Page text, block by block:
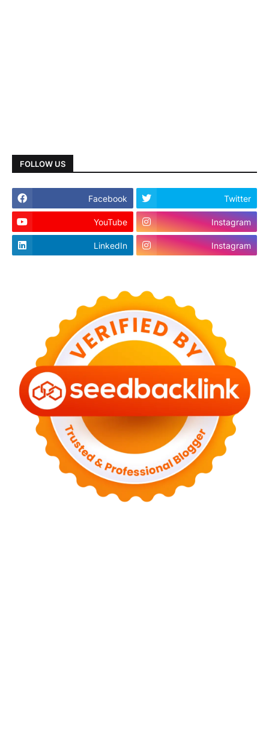
FOLLOW US
Facebook Twitter
YouTube Instagram
LinkedIn Instagram